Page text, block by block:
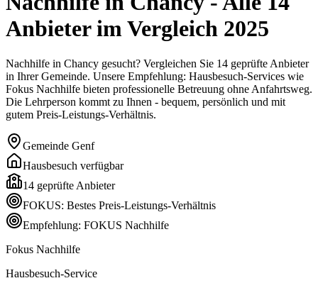
Anbieter im Vergleich 2025
Nachhilfe in Chancy gesucht? Vergleichen Sie 14 geprüfte Anbieter
in Ihrer Gemeinde. Unsere Empfehlung: Hausbesuch-Services wie
Fokus Nachhilfe bieten professionelle Betreuung ohne Anfahrtsweg.
Die Lehrperson kommt zu Ihnen - bequem, persönlich und mit
gutem Preis-Leistungs-Verhältnis.
Gemeinde Genf
Hausbesuch verfügbar
14 geprüfte Anbieter
FOKUS: Bestes Preis-Leistungs-Verhältnis
Empfehlung: FOKUS Nachhilfe
Fokus Nachhilfe
Hausbesuch-Service